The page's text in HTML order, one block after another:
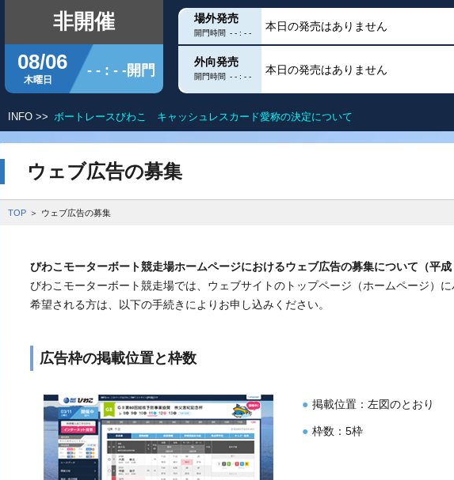
非開催
08/06
木曜日
- - : - -開門
場外発売
開門時間 - - : - -
本日の発売はありません
外向発売
開門時間 - - : - -
本日の発売はありません
シリーズインデックス
レース展望 水面特性 モーター抽選
ボートデータ 今節の結果 今節の進入コ
開催日程
開催日程（年間）
交通ガイド
施設ガイド
ボートレースびわこを知る
特設バックナンバー
淡海ポイント倶楽部
スマートフォンサイト紹介
INFO >> ボートレースびわこ キャッシュレスカード愛称の決定について
ウェブ広告の募集
TOP ウェブ広告の募集
びわこモーターボート競走場ホームページにおけるウェブ広告の募集について（平成
びわこモーターボート競走場では、ウェブサイトのトップページ（ホームページ）
希望される方は、以下の手続きによりお申し込みください。
広告枠の掲載位置と枠数
掲載位置：左図のとおり
枠数：5枠